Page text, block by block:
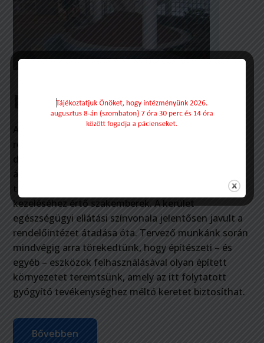
Intézményünkről
Az 1998. decemberében átadott szakorvosi
rendelőintézet a Budapest belvárosában élő és itt
dolgozó emberek egészségügyi központja. Az
átépített létesítményben összevontan, egy helyen
találhatók az előforduló megbetegedések
kezeléséhez értő szakemberek. A kerület
egészségügyi ellátási színvonala jelentősen javult a
rendelőintézet átadása óta. Tervező munkánk során
mindvégig arra törekedtünk, hogy építészeti – és
egyéb – eszközök felhasználásával olyan épített
környezetet teremtsünk, amely az itt folytatott
gyógyító tevékenységhez méltó keretet biztosíthat.
Bővebben